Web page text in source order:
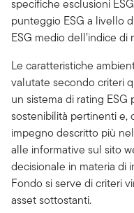
specifiche esclusioni
punteggio ESG a livello
ESG medio dell’indice
Le caratteristiche
valutate secondo criteri
un sistema di rating
sostenibilità pertinenti e,
impegno descritto più
alle informative sul sito
decisionale in materia di
Fondo si serve di criteri
asset sottostanti.